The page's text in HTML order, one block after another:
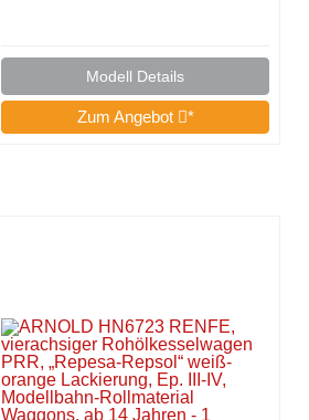
Kohletender, grüne
Lackierung,
Dampflokomotive Ep III
Modell Details
Zum Angebot *